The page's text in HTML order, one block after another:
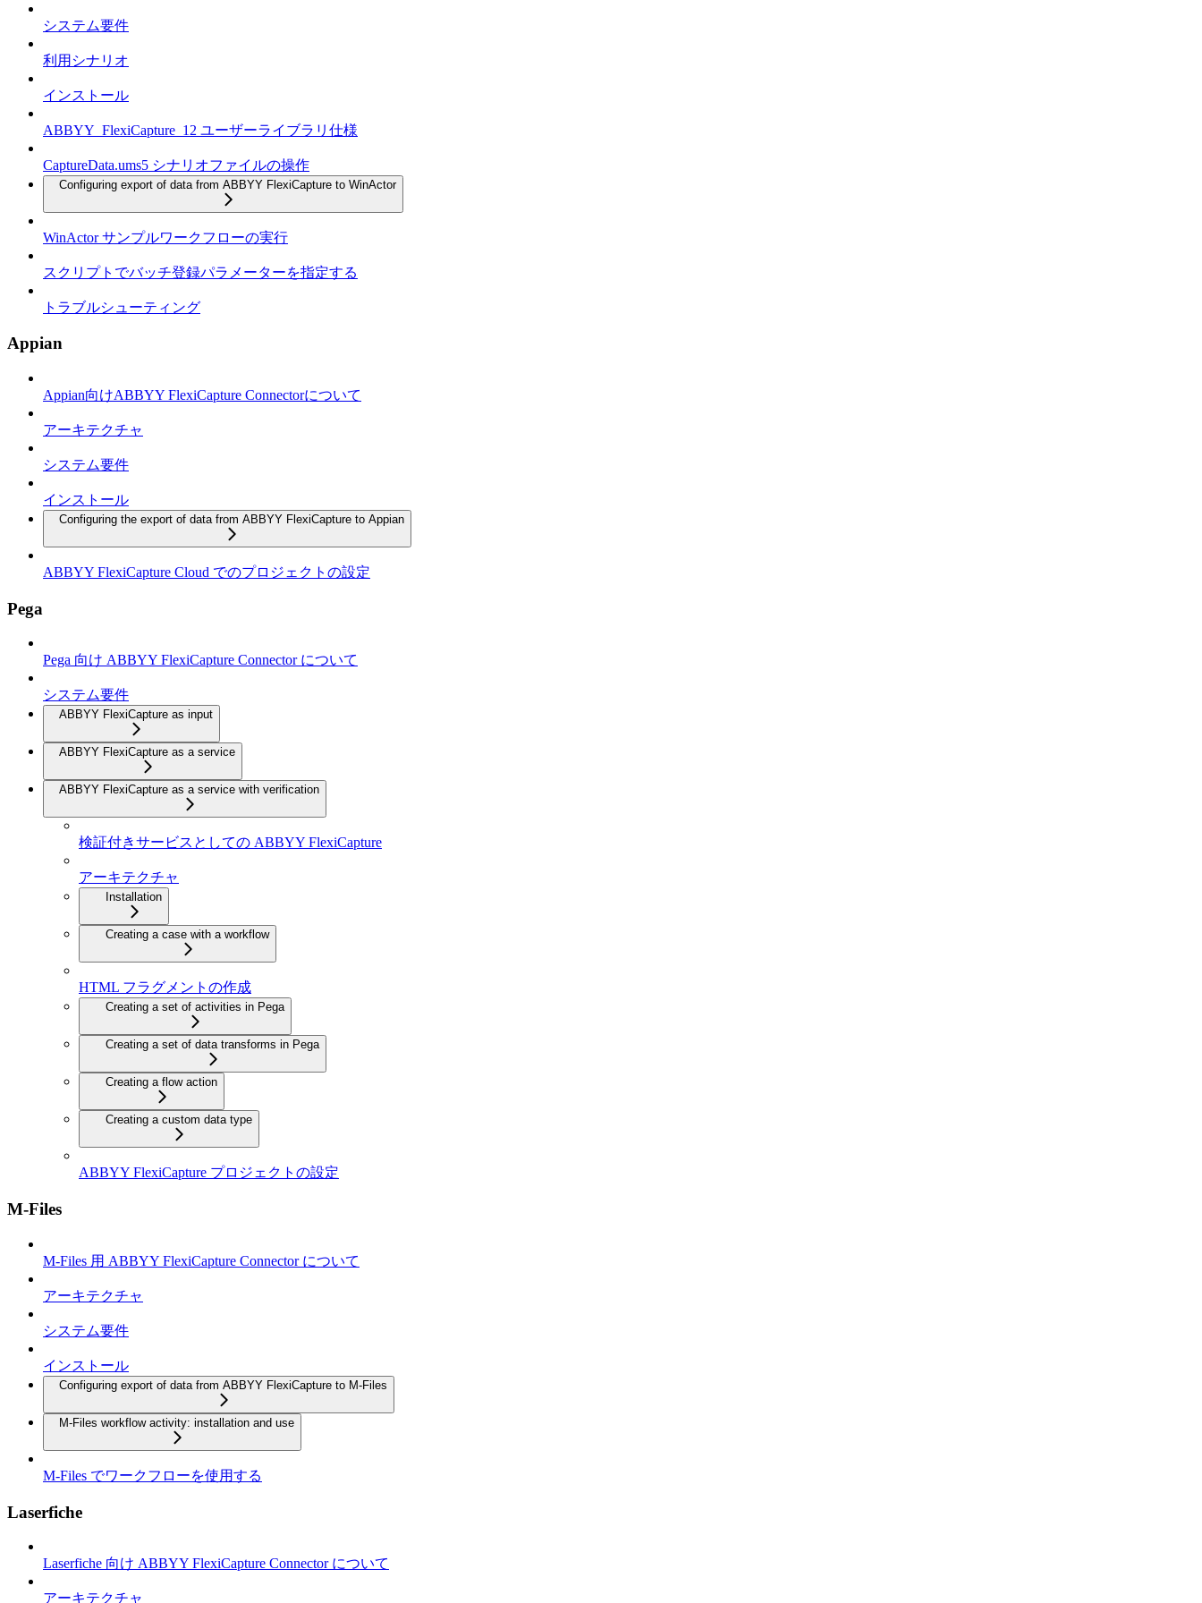
システム要件
利用シナリオ
インストール
ABBYY_FlexiCapture_12 ユーザーライブラリ仕様
CaptureData.ums5 シナリオファイルの操作
Configuring export of data from ABBYY FlexiCapture to WinActor
WinActor サンプルワークフローの実行
スクリプトでバッチ登録パラメーターを指定する
トラブルシューティング
Appian
Appian向けABBYY FlexiCapture Connectorについて
アーキテクチャ
システム要件
インストール
Configuring the export of data from ABBYY FlexiCapture to Appian
ABBYY FlexiCapture Cloud でのプロジェクトの設定
Pega
Pega 向け ABBYY FlexiCapture Connector について
システム要件
ABBYY FlexiCapture as input
ABBYY FlexiCapture as a service
ABBYY FlexiCapture as a service with verification
検証付きサービスとしての ABBYY FlexiCapture
アーキテクチャ
Installation
Creating a case with a workflow
HTML フラグメントの作成
Creating a set of activities in Pega
Creating a set of data transforms in Pega
Creating a flow action
Creating a custom data type
ABBYY FlexiCapture プロジェクトの設定
M-Files
M-Files 用 ABBYY FlexiCapture Connector について
アーキテクチャ
システム要件
インストール
Configuring export of data from ABBYY FlexiCapture to M-Files
M-Files workflow activity: installation and use
M-Files でワークフローを使用する
Laserfiche
Laserfiche 向け ABBYY FlexiCapture Connector について
アーキテクチャ